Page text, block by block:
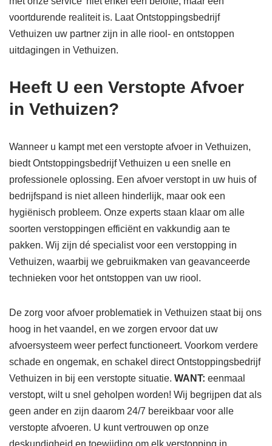
voortdurende realiteit is. Laat Ontstoppingsbedrijf
Vethuizen uw partner zijn in alle riool- en ontstoppen
uitdagingen in Vethuizen.
Heeft U een Verstopte Afvoer
in Vethuizen?
Wanneer u kampt met een verstopte afvoer in Vethuizen,
biedt Ontstoppingsbedrijf Vethuizen u een snelle en
professionele oplossing. Een afvoer verstopt in uw huis of
bedrijfspand is niet alleen hinderlijk, maar ook een
hygiënisch probleem. Onze experts staan klaar om alle
soorten verstoppingen efficiënt en vakkundig aan te
pakken. Wij zijn dé specialist voor een verstopping in
Vethuizen, waarbij we gebruikmaken van geavanceerde
technieken voor het ontstoppen van uw riool.
De zorg voor afvoer problematiek in Vethuizen staat bij ons
hoog in het vaandel, en we zorgen ervoor dat uw
afvoersysteem weer perfect functioneert. Voorkom verdere
schade en ongemak, en schakel direct Ontstoppingsbedrijf
Vethuizen in bij een verstopte situatie. WANT: eenmaal
verstopt, wilt u snel geholpen worden! Wij begrijpen dat als
geen ander en zijn daarom 24/7 bereikbaar voor alle
verstopte afvoeren. U kunt vertrouwen op onze
deskundigheid en toewijding om elk verstopping in